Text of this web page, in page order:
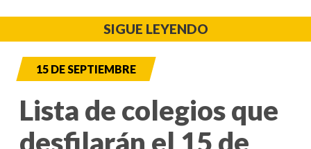
SIGUE LEYENDO
15 DE SEPTIEMBRE
Lista de colegios que
desfilarán el 15 de